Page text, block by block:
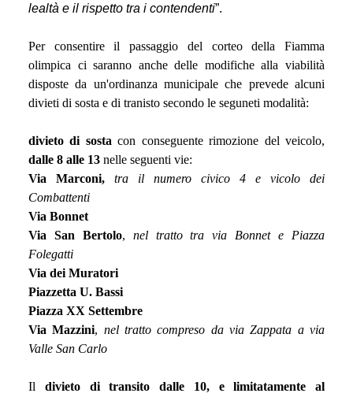
lealtà e il rispetto tra i contendenti”.
Per consentire il passaggio del corteo della Fiamma
olimpica ci saranno anche delle modifiche alla viabilità
disposte da un'ordinanza municipale che prevede alcuni
divieti di sosta e di tranisto secondo le seguneti modalità:
divieto di sostacon conseguente rimozione del veicolo,
dalle 8 alle 13 nelle seguenti vie:
Via Marconi,
tra il numero civico 4 e vicolo dei
Combattenti
Via Bonnet
Via San Bertolo, nel tratto tra via Bonnet e Piazza
Folegatti
Via dei Muratori
Piazzetta U. Bassi
Piazza XX Settembre
Via Mazzini, nel tratto compreso da via Zappata a via
Valle San Carlo
Il divieto di transito dalle 10, e limitatamente al